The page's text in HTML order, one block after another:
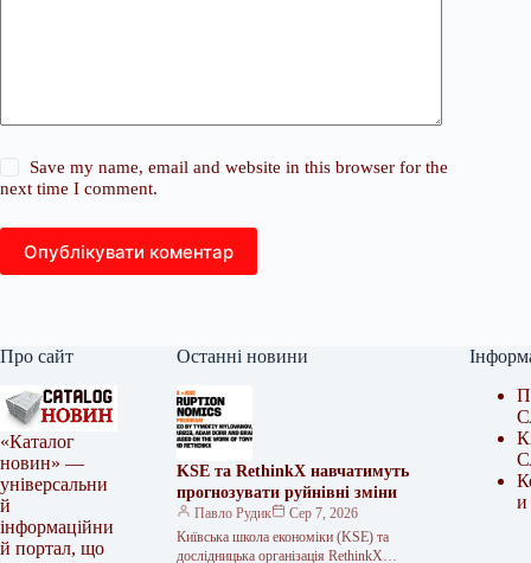
Save my name, email and website in this browser for the
next time I comment.
Опублікувати коментар
Про сайт
«Каталог
новин» —
універсальни
й
інформаційни
й портал, що
Останні новини
KSE та RethinkX навчатимуть
прогнозувати руйнівні зміни
Павло Рудик
Сер 7, 2026
Київська школа економіки (KSE) та
дослідницька організація RethinkX
и